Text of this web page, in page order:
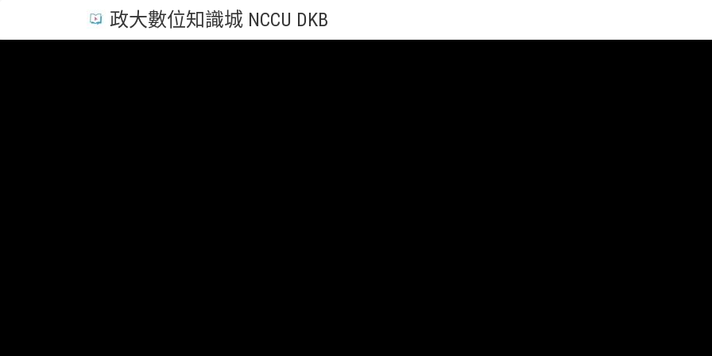
政大數位知識城 NCCU DKB